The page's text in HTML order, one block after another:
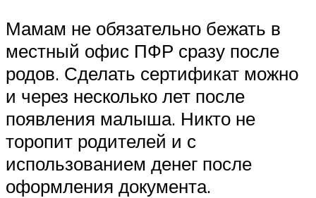
Мамам не обязательно бежать в
местный офис ПФР сразу после
родов. Сделать сертификат можно
и через несколько лет после
появления малыша. Никто не
торопит родителей и с
использованием денег после
оформления документа.